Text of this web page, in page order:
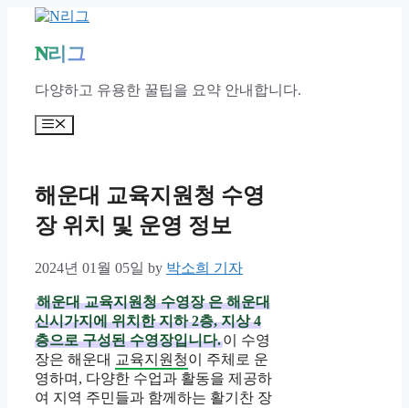
contentN리그
다양하고 유용한 꿀팁을 요약 안내합니다.
Menu
해운대 교육지원청 수영
장 위치 및 운영 정보
2024년 01월 05일 by 박소희 기자
해운대 교육지원청 수영장 은 해운대
신시가지에 위치한 지하 2층, 지상 4
층으로 구성된 수영장입니다.이 수영
장은 해운대 교육지원청이 주체로 운
영하며, 다양한 수업과 활동을 제공하
여 지역 주민들과 함께하는 활기찬 장